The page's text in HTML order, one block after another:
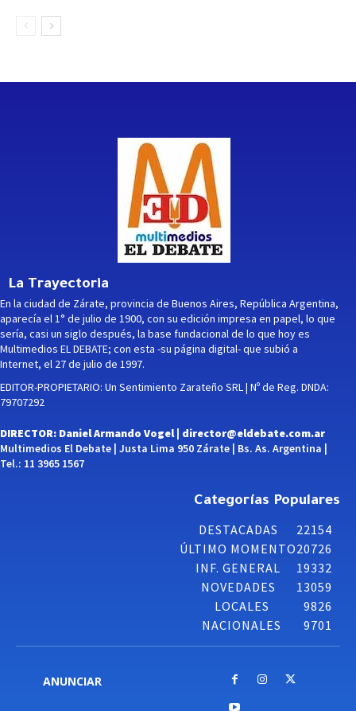
La Trayectoria
En la ciudad de Zárate, provincia de Buenos Aires, República Argentina,
aparecía el 1° de julio de 1900, con su edición impresa en papel, lo que
sería, casi un siglo después, la base fundacional de lo que hoy es
Multimedios EL DEBATE; con esta -su página digital- que subió a
Internet, el 27 de julio de 1997.
EDITOR-PROPIETARIO: Un Sentimiento Zarateño SRL | Nº de Reg. DNDA:
79707292
DIRECTOR: Daniel Armando Vogel | director@eldebate.com.ar
Multimedios El Debate | Justa Lima 950 Zárate | Bs. As. Argentina |
Tel.: 11 3965 1567
Categorías Populares
DESTACADAS
22154
ÚLTIMO MOMENTO20726
INF. GENERAL
19332
NOVEDADES
13059
LOCALES
9826
NACIONALES
9701
ANUNCIAR